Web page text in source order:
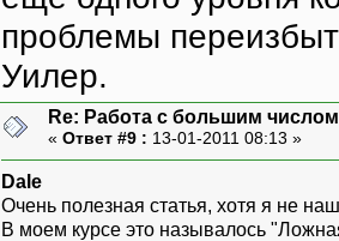
проблемы
Уилер.
Re: Работа с большим
« Ответ #9 : 13-01-2011 08:13 »
Dale
Очень полезная статья, хотя я не
В моем курсе это называлось